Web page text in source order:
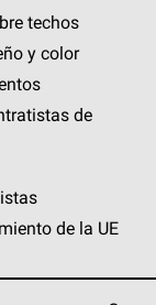
techos
y color
de
de la UE